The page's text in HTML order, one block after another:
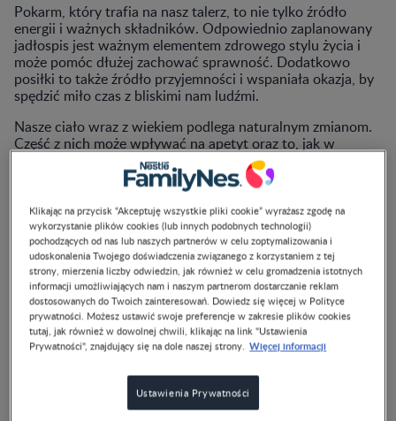
Pokarm, który trafia na nasz talerz, to nie tylko źródło
energii i ważnych składników. Odpowiednio zaplanowany
jadłospis jest ważnym elementem zdrowego stylu życia i
może pomóc dłużej zachować sprawność. Dodatkowo
posiłki to także źródło przyjemności i wspaniała okazja, by
spędzić miło czas z bliskimi nam ludźmi.
Nasze ciało wraz z wiekiem podlega naturalnym zmianom.
Część z nich może wpływać na apetyt oraz to, jak w
starszym wieku odczuwamy smak czy zapach pokarmów,
co danej osobie smakuje, a co już nie. To wszystko w dużej
mierze decyduje o tym, po jakie pokarmy chcemy sięgać i w
jakich ilościach. Warto więc uważnie obserwować swój
organizm i jeśli dzieje się coś, co dziwi lub niepokoi,
skonsultować to z lekarzem.
Jak powinna wyglądać dieta
dla seniorów?
Nasze przyzwyczajenia, także te związane z żywieniem,
kształtujemy całe życie. Masz wrażenie, że Twój codzienny
Klikając na przycisk “Akceptuję wszystkie pliki cookie” wyrażasz zgodę na
wykorzystanie plików cookies (lub innych podobnych technologii)
pochodzących od nas lub naszych partnerów w celu zoptymalizowania i
udoskonalenia Twojego doświadczenia związanego z korzystaniem z tej
strony, mierzenia liczby odwiedzin, jak również w celu gromadzenia istotnych
informacji umożliwiających nam i naszym partnerom dostarczanie reklam
dostosowanych do Twoich zainteresowań. Dowiedz się więcej w Polityce
prywatności. Możesz ustawić swoje preferencje w zakresie plików cookies
tutaj, jak również w dowolnej chwili, klikając na link "Ustawienia
Prywatności", znajdujący się na dole naszej strony. Więcej informacji
Ustawienia Prywatności